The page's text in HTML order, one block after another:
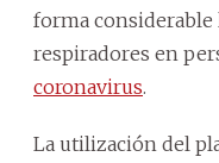
forma considerable
respiradores en
coronavirus.
La utilización del